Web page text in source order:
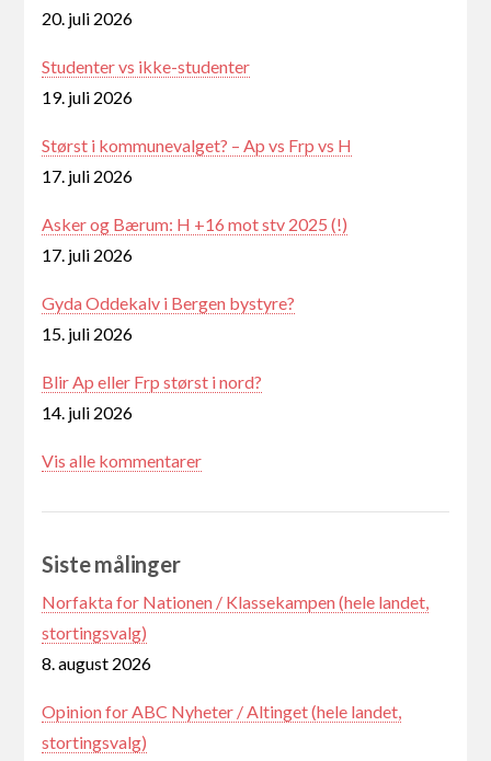
20. juli 2026
Studenter vs ikke-studenter
19. juli 2026
Størst i kommunevalget? – Ap vs Frp vs H
17. juli 2026
Asker og Bærum: H +16 mot stv 2025 (!)
17. juli 2026
Gyda Oddekalv i Bergen bystyre?
15. juli 2026
Blir Ap eller Frp størst i nord?
14. juli 2026
Vis alle kommentarer
Siste målinger
Norfakta for Nationen / Klassekampen (hele landet,
stortingsvalg)
8. august 2026
Opinion for ABC Nyheter / Altinget (hele landet,
stortingsvalg)